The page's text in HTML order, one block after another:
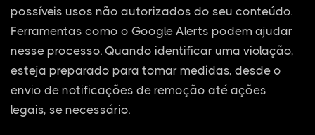
possíveis usos não autorizados do seu conteúdo.
Ferramentas como o Google Alerts podem ajudar
nesse processo. Quando identificar uma violação,
esteja preparado para tomar medidas, desde o
envio de notificações de remoção até ações
legais, se necessário.